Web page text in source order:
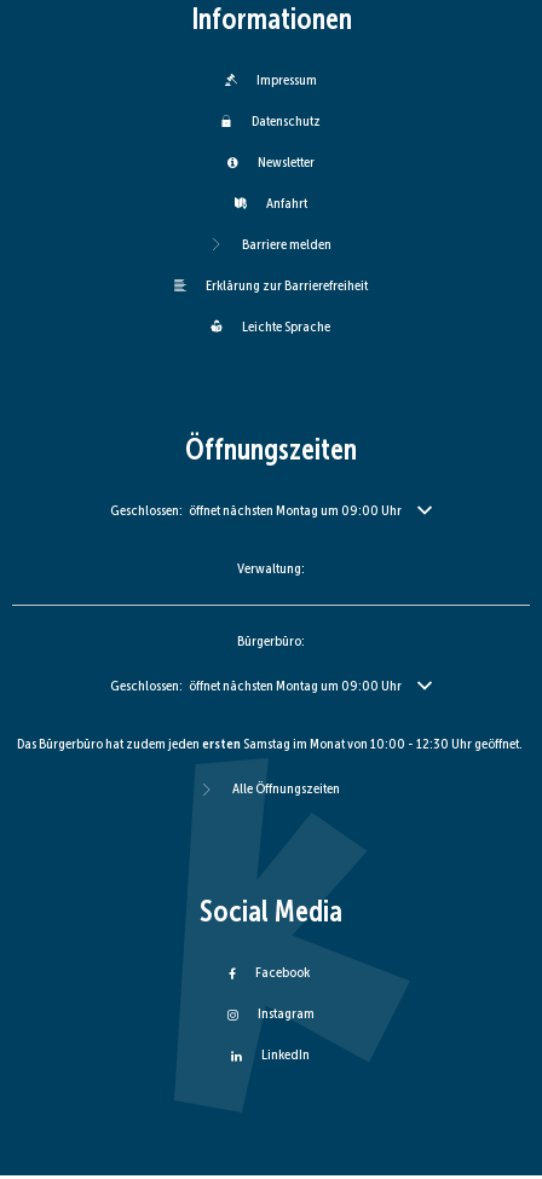
Informationen
Impressum
Datenschutz
Newsletter
Anfahrt
Barriere melden
Erklärung zur Barrierefreiheit
Leichte Sprache
Öffnungszeiten
Klicken, um weitere Öffnungs- oder Schließzeiten auszublenden
Geschlossen: öffnet nächsten Montag um 09:00 Uhr
Verwaltung:
Bürgerbüro:
Klicken, um weitere Öffnungs- oder Schließzeiten auszublenden
Geschlossen: öffnet nächsten Montag um 09:00 Uhr
Das Bürgerbüro hat zudem jeden erstenSamstag im Monat von 10:00 - 12:30 Uhr geöffnet.
Alle Öffnungszeiten
Social Media
Facebook
Instagram
LinkedIn